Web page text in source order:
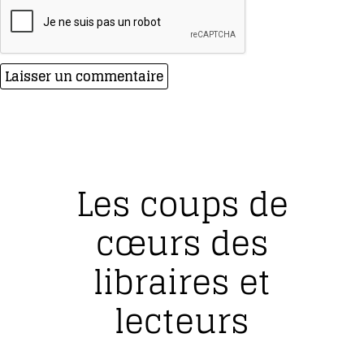
Les coups de
cœurs des
libraires et
lecteurs